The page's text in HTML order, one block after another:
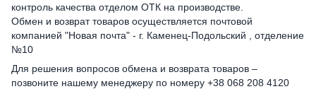
контроль качества отделом ОТК на производстве.
Обмен и возврат товаров осуществляется почтовой
компанией "Новая почта" - г. Каменец-Подольский , отделение
№10
Для решения вопросов обмена и возврата товаров –
позвоните нашему менеджеру по номеру +38 068 208 4120